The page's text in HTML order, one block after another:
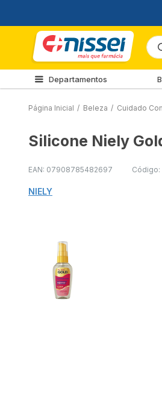
Departamentos
Página Inicial / Beleza / Cuidado
Silicone Niely
EAN: 07908785482697 Código:
NIELY